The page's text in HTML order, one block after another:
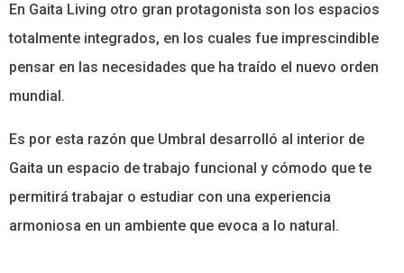
En Gaita Living otro gran protagonista son los espacios
totalmente integrados, en los cuales fue imprescindible
pensar en las necesidades que ha traído el nuevo orden
mundial.
Es por esta razón que Umbral desarrolló al interior de
Gaita un espacio de trabajo funcional y cómodo que te
permitirá trabajar o estudiar con una experiencia
armoniosa en un ambiente que evoca a lo natural.